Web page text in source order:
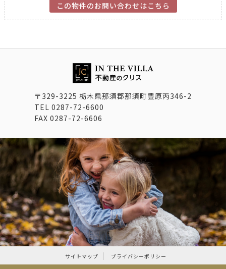
この物件のお問い合わせはこちら
〒329-3225 栃木県那須郡那須町豊原丙346-2
TEL 0287-72-6600
FAX 0287-72-6606
サイトマップ プライバシーポリシー